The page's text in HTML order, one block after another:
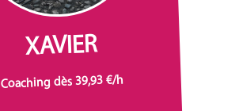
XAVIER
Coaching dès 39,93 €/h